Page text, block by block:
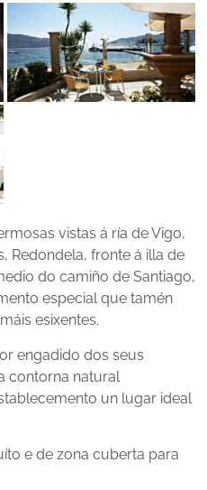
vistas á ría de Vigo,
Redondela, fronte á illa de
do camiño de Santiago,
especial que tamén
esixentes.
engadido dos seus
contorna natural
un lugar ideal
e de zona cuberta para